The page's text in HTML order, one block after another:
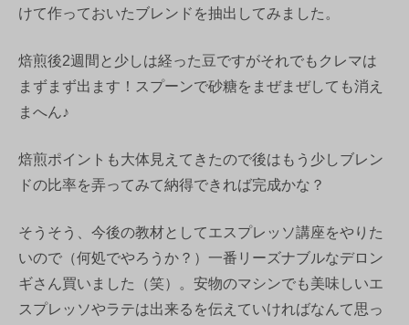
けて作っておいたブレンドを抽出してみました。
焙煎後2週間と少しは経った豆ですがそれでもクレマは
まずまず出ます！スプーンで砂糖をまぜまぜしても消え
まへん♪
焙煎ポイントも大体見えてきたので後はもう少しブレン
ドの比率を弄ってみて納得できれば完成かな？
そうそう、今後の教材としてエスプレッソ講座をやりた
いので（何処でやろうか？）一番リーズナブルなデロン
ギさん買いました（笑）。安物のマシンでも美味しいエ
スプレッソやラテは出来るを伝えていければなんて思っ